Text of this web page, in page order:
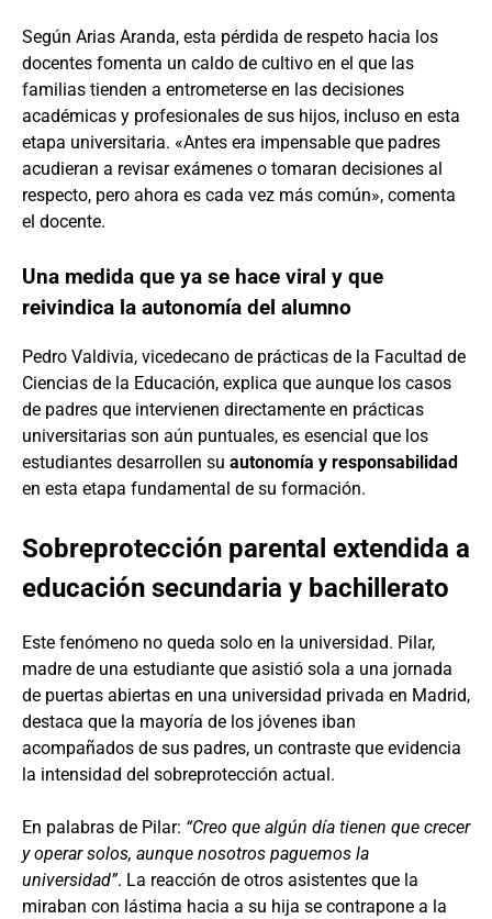
Según Arias Aranda, esta pérdida de respeto hacia los
docentes fomenta un caldo de cultivo en el que las
familias tienden a entrometerse en las decisiones
académicas y profesionales de sus hijos, incluso en esta
etapa universitaria. «Antes era impensable que padres
acudieran a revisar exámenes o tomaran decisiones al
respecto, pero ahora es cada vez más común», comenta
el docente.
Una medida que ya se hace viral y que
reivindica la autonomía del alumno
Pedro Valdivia, vicedecano de prácticas de la Facultad de
Ciencias de la Educación, explica que aunque los casos
de padres que intervienen directamente en prácticas
universitarias son aún puntuales, es esencial que los
estudiantes desarrollen su autonomía y responsabilidad
en esta etapa fundamental de su formación.
Sobreprotección parental extendida a
educación secundaria y bachillerato
Este fenómeno no queda solo en la universidad. Pilar,
madre de una estudiante que asistió sola a una jornada
de puertas abiertas en una universidad privada en Madrid,
destaca que la mayoría de los jóvenes iban
acompañados de sus padres, un contraste que evidencia
la intensidad del sobreprotección actual.
En palabras de Pilar: “Creo que algún día tienen que crecer
y operar solos, aunque nosotros paguemos la
universidad”. La reacción de otros asistentes que la
miraban con lástima hacia a su hija se contrapone a la